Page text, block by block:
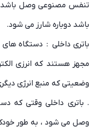
تنفس مصنوعی وصل باشد
باشد دوباره شارز می شود.
باتری داخلی : دستگاه
مجهز هستند که انرزی
وضعیتی که منبع انرژی
. باتری داخلی وقتی که
وصل می شود ، به طور